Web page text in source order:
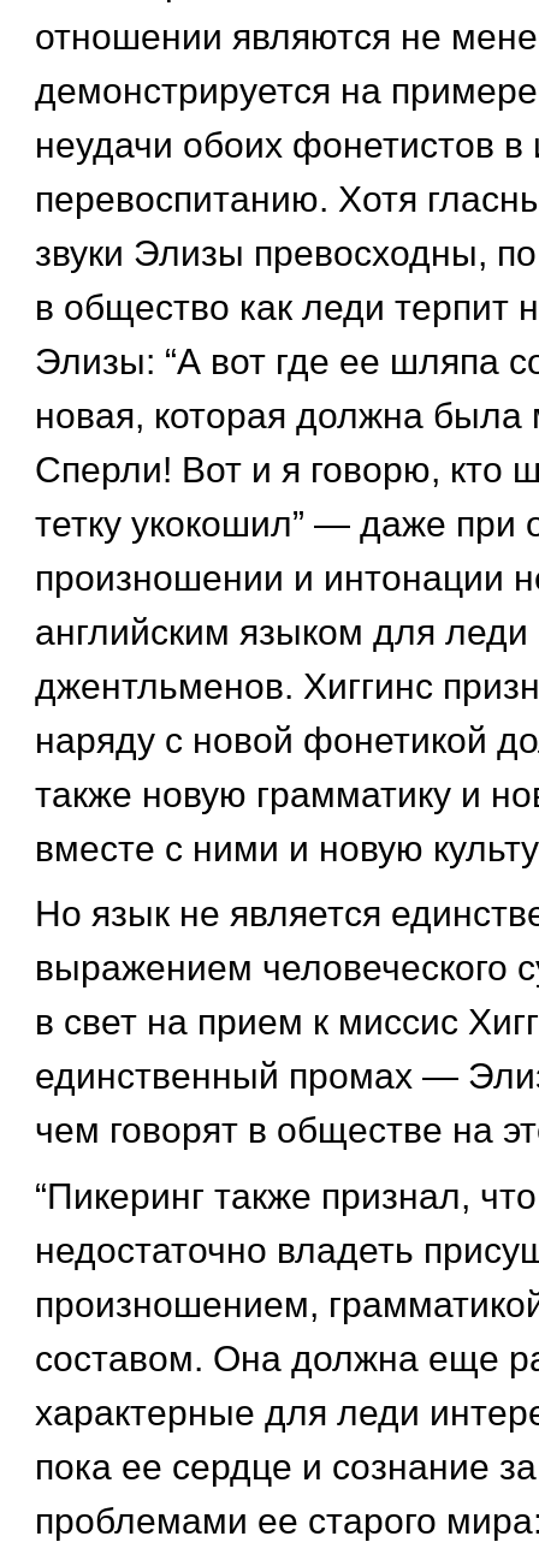
отношении являются не
демонстрируется на
неудачи обоих фонетистов в
перевоспитанию. Хотя
звуки Элизы превосходны,
в общество как леди терпит
Элизы: “А вот где ее шляпа
новая, которая должна была
Сперли! Вот и я говорю, кто
тетку укокошил” — даже при
произношении и интонации
английским языком для леди
джентльменов. Хиггинс
наряду с новой фонетикой
также новую грамматику и
вместе с ними и новую
Но язык не является
выражением человеческого
в свет на прием к миссис
единственный промах —
чем говорят в обществе на
“Пикеринг также признал,
недостаточно владеть
произношением,
составом. Она должна еще
характерные для леди
пока ее сердце и сознание
проблемами ее старого